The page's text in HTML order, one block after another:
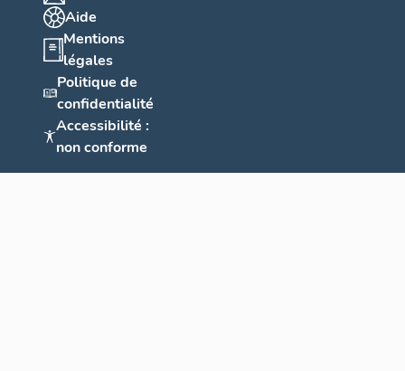
Aide
Mentions
légales
Politique de
confidentialité
Accessibilité :
non conforme